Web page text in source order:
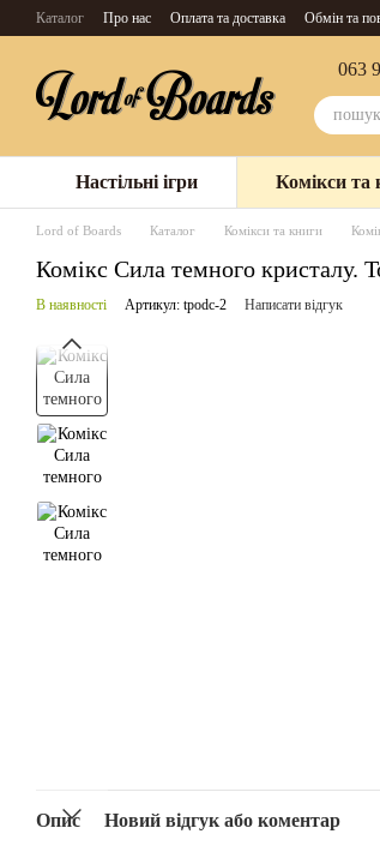
Перейти до основного контенту
Каталог Про нас Оплата та доставка Обмін та
063
Настільні ігри Комікси та
Lord of Boards Каталог Комікси та книги
Комікс Сила темного кристалу.
В наявності Артикул: tpodc-2 Написати відгук
Опис Новий відгук або коментар